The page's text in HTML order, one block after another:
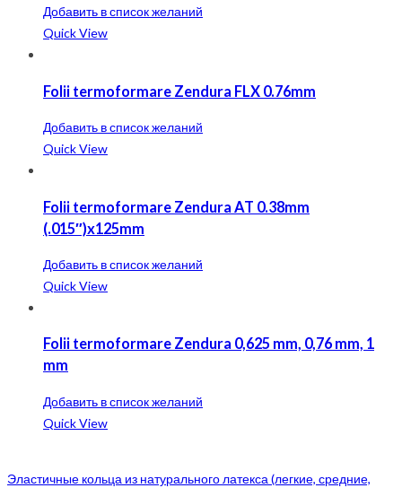
Добавить в список желаний
Quick View
Folii termoformare Zendura FLX 0.76mm
Добавить в список желаний
Quick View
Folii termoformare Zendura AT 0.38mm
(.015″)x125mm
Добавить в список желаний
Quick View
Folii termoformare Zendura 0,625 mm, 0,76 mm, 1
mm
Добавить в список желаний
Quick View
Эластичные кольца из натурального латекса (легкие, средние,